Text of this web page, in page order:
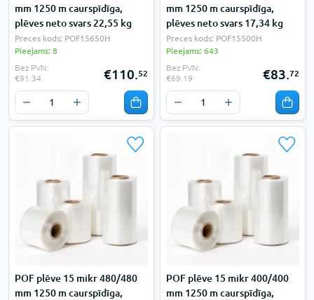
mm 1250 m caurspīdīga,
plēves neto svars 22,55 kg
Preces kods: POF15650H
Pieejams: 8
Bez PVN:
€91.34
€110.52
mm 1250 m caurspīdīga,
plēves neto svars 17,34 kg
Preces kods: POF15500H
Pieejams: 643
Bez PVN:
€69.19
€83.72
POF plēve 15 mikr 480/480
mm 1250 m caurspīdīga,
POF plēve 15 mikr 400/400
mm 1250 m caurspīdīga,